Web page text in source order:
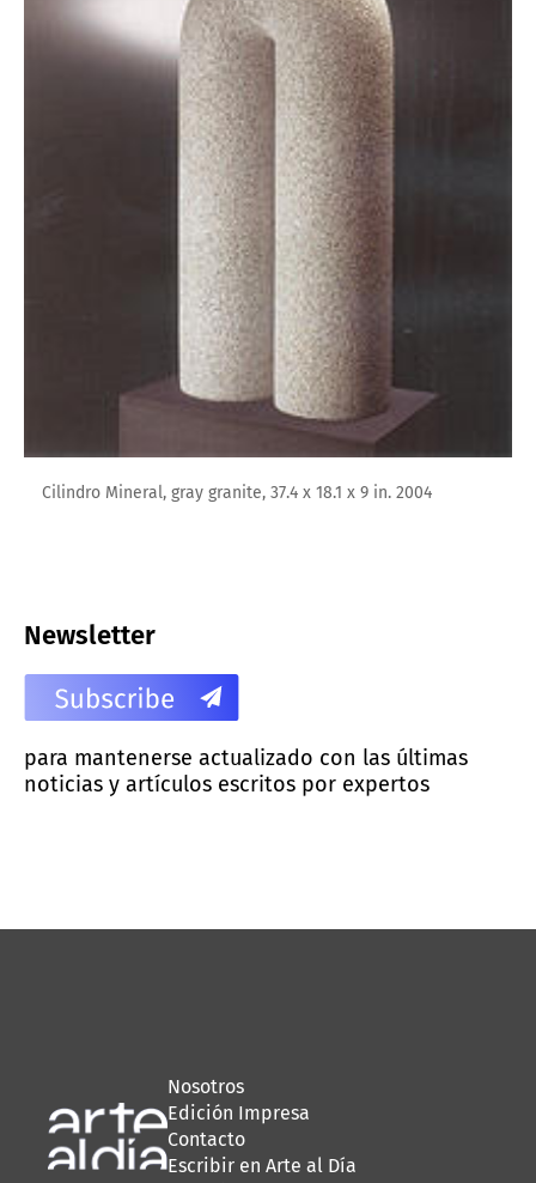
Cilindro Mineral, gray granite, 37.4 x 18.1 x 9 in. 2004
Newsletter
para mantenerse actualizado con las últimas
noticias y artículos escritos por expertos
Nosotros
Edición Impresa
Contacto
Escribir en Arte al Día